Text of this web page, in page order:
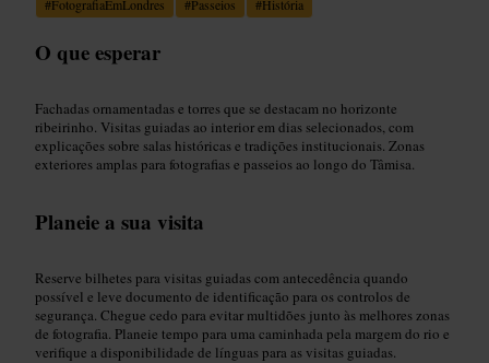
#FotografiaEmLondres #Passeios #História
O que esperar
Fachadas ornamentadas e torres que se destacam no horizonte
ribeirinho. Visitas guiadas ao interior em dias selecionados, com
explicações sobre salas históricas e tradições institucionais. Zonas
exteriores amplas para fotografias e passeios ao longo do Tâmisa.
Planeie a sua visita
Reserve bilhetes para visitas guiadas com antecedência quando
possível e leve documento de identificação para os controlos de
segurança. Chegue cedo para evitar multidões junto às melhores zonas
de fotografia. Planeie tempo para uma caminhada pela margem do rio e
verifique a disponibilidade de línguas para as visitas guiadas.